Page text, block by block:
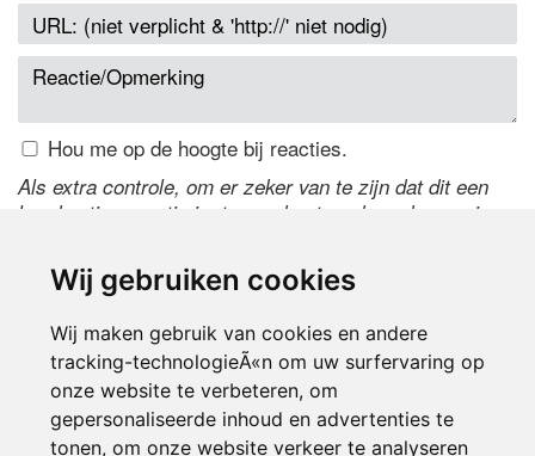
Wij gebruiken cookies
Wij maken gebruik van cookies en andere
tracking-technologieÃ«n om uw surfervaring op
onze website te verbeteren, om
gepersonaliseerde inhoud en advertenties te
tonen, om onze website verkeer te analyseren
Hou me op de hoogte bij reacties.
Als extra controle, om er zeker van te zijn dat dit een
handmatige reactie is, typ onderstaande code over in
de code te wijzigen.